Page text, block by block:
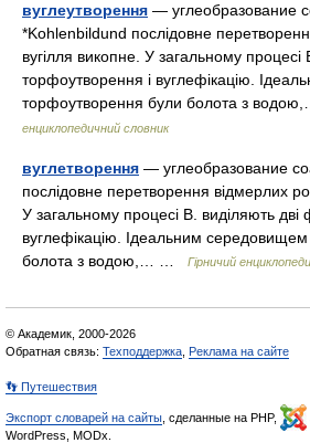
вуглеутворення — углеобразование
*Kohlenbildund послідовне
вугілля викопне. У загальному
торфоутворення і вуглефікацію.
торфоутворення були болота з
енциклопедичний словник
вуглетворення — углеобразование
послідовне перетворення відмерлих
У загальному процесі В. виділяють
вуглефікацію. Ідеальним
болота з водою,… …
Гірничий
© Академик, 2000-2026
Обратная связь: Техподдержка Реклама на сайте
👣 Путешествия
Экспорт словарей на сайты , сделанные на PHP,
WordPress, MODx.